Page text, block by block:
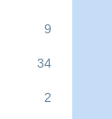
9
34
2